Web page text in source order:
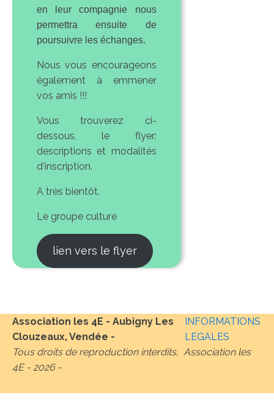
en leur compagnie nous
permettra ensuite de
poursuivre les échanges.
Nous vous encourageons
également à emmener
vos amis !!!
Vous trouverez ci-
dessous, le flyer:
descriptions et modalités
d'inscription.
A très bientôt.
Le groupe culture
lien vers le flyer
Association les 4E - Aubigny Les
Clouzeaux, Vendée -
INFORMATIONS
LEGALES
Tous droits de reproduction interdits, Association les
4E - 2026-